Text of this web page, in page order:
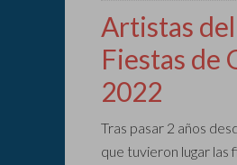
Artistas
Fiestas de
2022
Tras pasar 2 años
que tuvieron lugar las